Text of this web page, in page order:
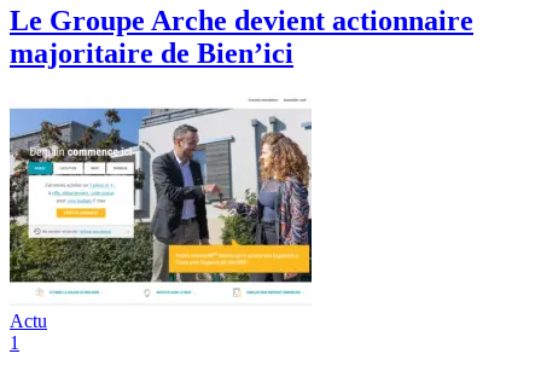
Le Groupe Arche devient actionnaire
majoritaire de Bien’ici
Actu
1